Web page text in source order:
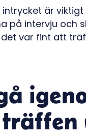
intrycket är
på intervju och
var fint att